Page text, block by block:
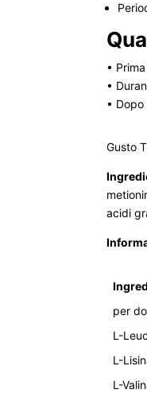
•
•
•
Gusto
acidi
per
L-
L-
L-